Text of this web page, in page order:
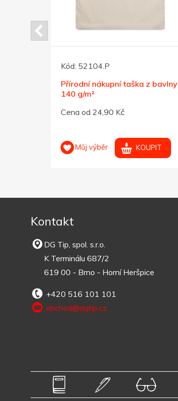
Kód: 52104.P
Přírodní nákupní taška z bavlny
140 g/m²
Cena od 24,90 Kč
Můj výběr KOUPIT
Kontakt
DG Tip, spol. s.r.o.
K Terminálu 687/2
619 00 - Brno - Horní Heršpice
+420 516 101 101
obchod@dgtip.cz